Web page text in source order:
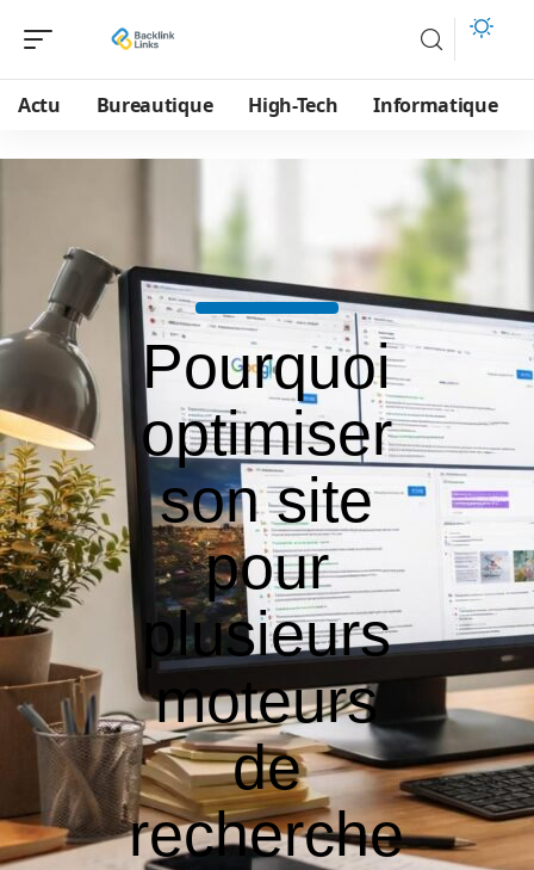
Actu Bureautique High-Tech Informatique
Pourquoi
optimiser
son site
pour
plusieurs
moteurs
de
recherche